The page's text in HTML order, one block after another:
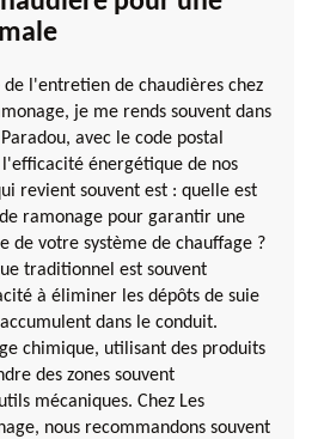
de l'entretien de chaudières chez
je me rends souvent dans
avec le code postal
énergétique de nos
revient souvent est : quelle est
ramonage pour garantir une
de votre système de chauffage ?
traditionnel est souvent
à éliminer les dépôts de suie
dans le conduit.
chimique, utilisant des produits
des zones souvent
mécaniques. Chez Les
nous recommandons souvent